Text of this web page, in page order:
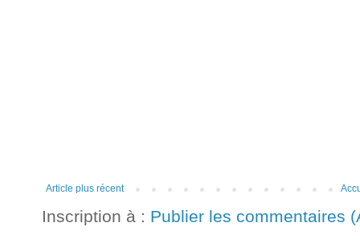
Article plus récent
Inscription à : Publier les commentaires